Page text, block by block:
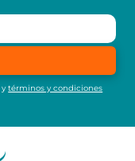
ytérminos y condiciones